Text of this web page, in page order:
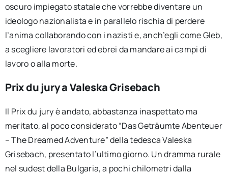
oscuro impiegato statale che vorrebbe diventare un
ideologo nazionalista e in parallelo rischia di perdere
l’anima collaborando con i nazisti e, anch’egli come Gleb,
a scegliere lavoratori ed ebrei da mandare ai campi di
lavoro o alla morte.
Prix du jury a Valeska Grisebach
Il Prix du jury è andato, abbastanza inaspettato ma
meritato, al poco considerato “Das Geträumte Abenteuer
– The Dreamed Adventure” della tedesca Valeska
Grisebach, presentato l’ultimo giorno. Un dramma rurale
nel sudest della Bulgaria, a pochi chilometri dalla